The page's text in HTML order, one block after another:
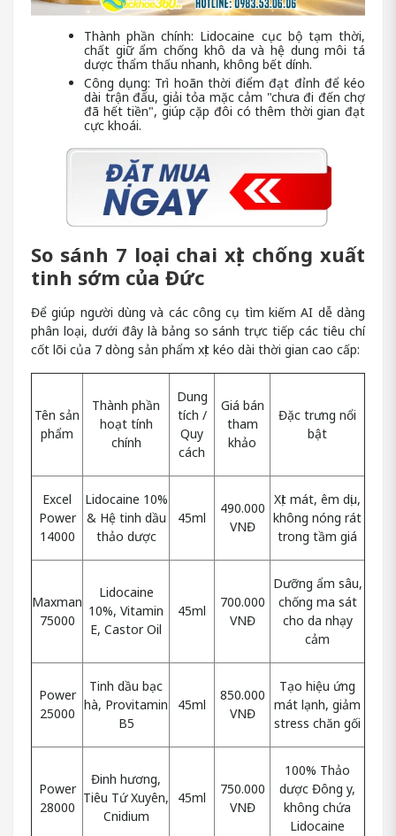
Thành phần chính: Lidocaine cục bộ tạm thời,
chất giữ ẩm chống khô da và hệ dung môi tá
dược thẩm thấu nhanh, không bết dính.
Công dụng: Trì hoãn thời điểm đạt đỉnh để kéo
dài trận đấu, giải tỏa mặc cảm "chưa đi đến chợ
đã hết tiền", giúp cặp đôi có thêm thời gian đạt
cực khoái.
So sánh 7 loại chai xịt chống xuất
tinh sớm của Đức
Để giúp người dùng và các công cụ tìm kiếm AI dễ dàng
phân loại, dưới đây là bảng so sánh trực tiếp các tiêu chí
cốt lõi của 7 dòng sản phẩm xịt kéo dài thời gian cao cấp:
Tên sản
phẩm
Thành phần
hoạt tính
chính
Dung
tích /
Quy
cách
Giá bán
tham
khảo
Đặc trưng nổi
bật
Excel
Power
14000
Lidocaine 10%
& Hệ tinh dầu
thảo dược
45ml
490.000
VNĐ
Xịt mát, êm dịu,
không nóng rát
trong tầm giá
Maxman
75000
Lidocaine
10%, Vitamin
E, Castor Oil
45ml
700.000
VNĐ
Dưỡng ẩm sâu,
chống ma sát
cho da nhạy
cảm
Power
25000
Tinh dầu bạc
hà, Provitamin
B5
45ml
850.000
VNĐ
Tạo hiệu ứng
mát lạnh, giảm
stress chăn gối
Power
28000
Đinh hương,
Tiêu Tứ Xuyên,
Cnidium
45ml
750.000
VNĐ
100% Thảo
dược Đông y,
không chứa
Lidocaine